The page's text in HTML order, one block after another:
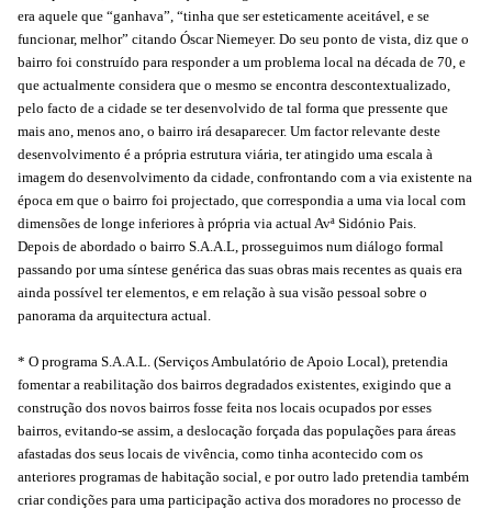
era aquele que “ganhava”, “tinha que ser esteticamente aceitável, e se
funcionar, melhor” citando Óscar Niemeyer. Do seu ponto de vista, diz que o
bairro foi construído para responder a um problema local na década de 70, e
que actualmente considera que o mesmo se encontra descontextualizado,
pelo facto de a cidade se ter desenvolvido de tal forma que pressente que
mais ano, menos ano, o bairro irá desaparecer. Um factor relevante deste
desenvolvimento é a própria estrutura viária, ter atingido uma escala à
imagem do desenvolvimento da cidade, confrontando com a via existente na
época em que o bairro foi projectado, que correspondia a uma via local com
dimensões de longe inferiores à própria via actual Avª Sidónio Pais.
Depois de abordado o bairro S.A.A.L, prosseguimos num diálogo formal
passando por uma síntese genérica das suas obras mais recentes as quais era
ainda possível ter elementos, e em relação à sua visão pessoal sobre o
panorama da arquitectura actual.
* O programa S.A.A.L. (Serviços Ambulatório de Apoio Local), pretendia
fomentar a reabilitação dos bairros degradados existentes, exigindo que a
construção dos novos bairros fosse feita nos locais ocupados por esses
bairros, evitando-se assim, a deslocação forçada das populações para áreas
afastadas dos seus locais de vivência, como tinha acontecido com os
anteriores programas de habitação social, e por outro lado pretendia também
criar condições para uma participação activa dos moradores no processo de